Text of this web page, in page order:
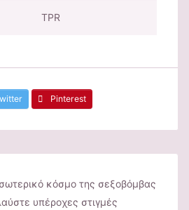
TPR
Pinterest
κόσμο της σεξοβόμβας
υπέροχες στιγμές